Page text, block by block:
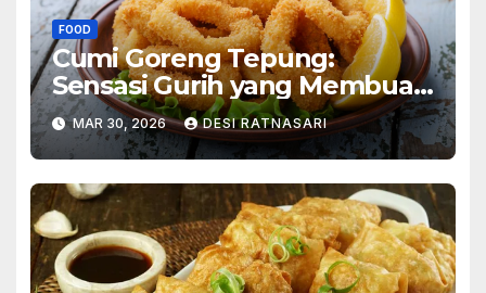
FOOD
Cumi Goreng Tepung:
Sensasi Gurih yang Membuat
Ketagihan
MAR 30, 2026 DESI RATNASARI